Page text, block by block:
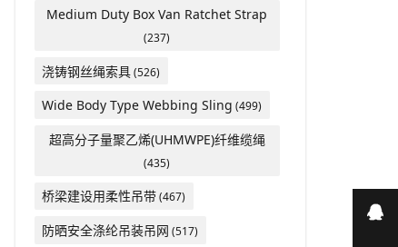
Medium Duty Box Van Ratchet Strap
(237)
浇铸钢丝绳索具(526)
Wide Body Type Webbing Sling (499)
超高分子量聚乙烯(UHMWPE)纤维缆绳
(435)
桥梁建设用柔性吊带(467)
防晒安全涤纶吊装吊网 (517)
在